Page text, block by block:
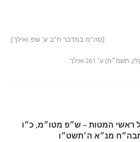
[סה"מ במדבר ח"ב ע' שפ ואילך]
ע׳ 261 ואילך.
ראשי המטות – ש״פ מטו״מ, כ״ו
מנ״א ה׳תשט״ו